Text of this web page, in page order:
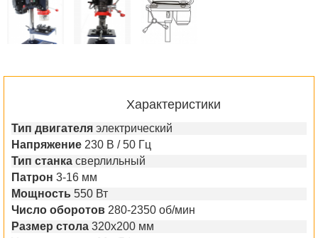
Характеристики
Тип двигателя электрический
Напряжение 230 В / 50 Гц
Тип станка сверлильный
Патрон 3-16 мм
Мощность 550 Вт
Число оборотов 280-2350 об/мин
Размер стола 320х200 мм